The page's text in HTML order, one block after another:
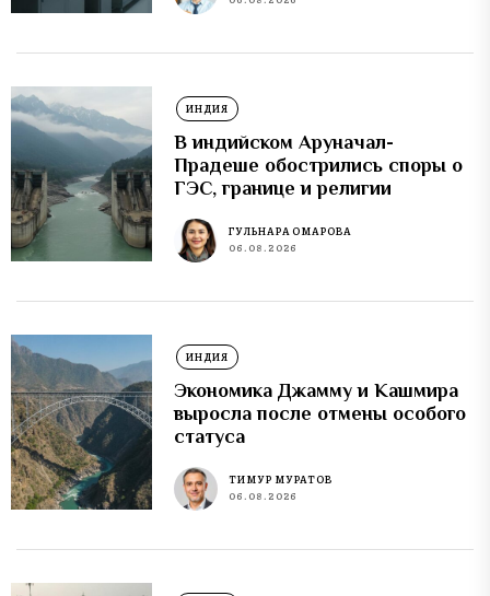
ИНДИЯ
В индийском Аруначал-
Прадеше обострились споры о
ГЭС, границе и религии
ГУЛЬНАРА ОМАРОВА
06.08.2026
ИНДИЯ
Экономика Джамму и Кашмира
выросла после отмены особого
статуса
ТИМУР МУРАТОВ
06.08.2026